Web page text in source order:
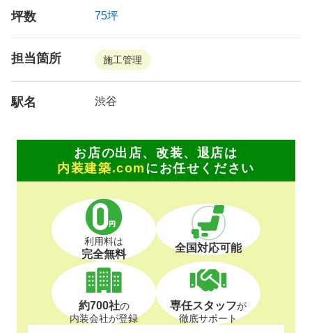
坪数 75坪
担当箇所 施工管理
駅名 渋谷
お店の出店、改装、退店は
内装建築.com にお任せください
利用料は
完全無料 全国対応可能
約700社の
内装会社が登録
専任スタッフが
徹底サポート